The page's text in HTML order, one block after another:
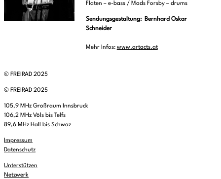
Flaten – e-bass / Mads Forsby – drums
Sendungsgestaltung: Bernhard Oskar
Schneider
Mehr Infos: www.artacts.at
© FREIRAD 2025
© FREIRAD 2025
105,9 MHz Großraum Innsbruck
106,2 MHz Völs bis Telfs
89,6 MHz Hall bis Schwaz
Impressum
Datenschutz
Unterstützen
Netzwerk